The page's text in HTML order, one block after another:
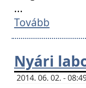
...
Tovább
Nyári
2014. 06. 02. -